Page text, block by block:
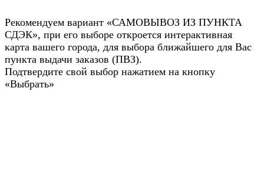
Рекомендуем вариант «САМОВЫВОЗ ИЗ ПУНКТА
СДЭК», при его выборе откроется интерактивная
карта вашего города, для выбора ближайшего для Вас
пункта выдачи заказов (ПВЗ).
Подтвердите свой выбор нажатием на кнопку
«Выбрать»